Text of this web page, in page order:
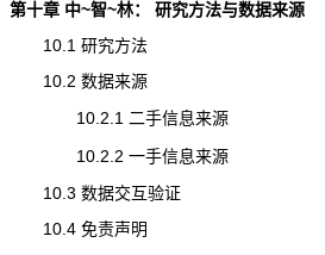
第十章 中~智~林： 研究方法与数据来源
10.1 研究方法
10.2 数据来源
10.2.1 二手信息来源
10.2.2 一手信息来源
10.3 数据交互验证
10.4 免责声明